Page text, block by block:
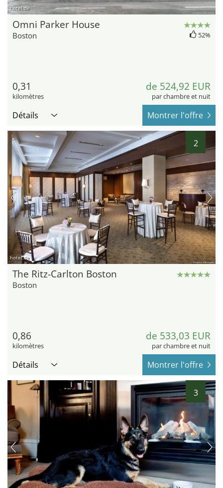
hotel.de
Omni Parker House
Boston 52%
0,31
kilomètres
de 524,92 EUR
par chambre et nuit
Détails Montrer l'offre
2
hotel.de
The Ritz-Carlton Boston
Boston
0,86
kilomètres
de 533,03 EUR
par chambre et nuit
Détails Montrer l'offre
3